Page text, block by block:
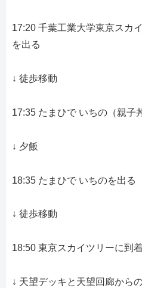
17:20 千葉工業大学東京スカ
を出る
↓ 徒歩移動
17:35 たまひで いちの（親子
↓ 夕飯
18:35 たまひで いちのを出る
↓ 徒歩移動
18:50 東京スカイツリーに到
↓ 天望デッキと天望回廊から